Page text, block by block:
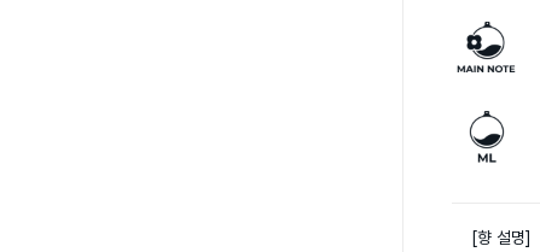
[향 설명]